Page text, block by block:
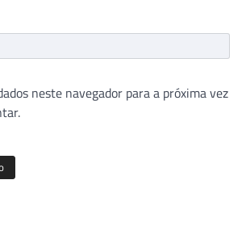
neste navegador para a próxima vez